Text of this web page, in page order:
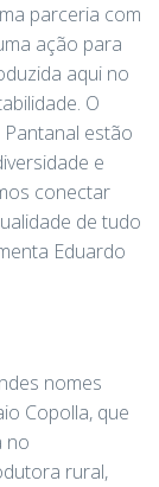
parceria com
ação para
aqui no
O
estão
e
conectar
de tudo
Eduardo
nomes
Copolla, que
no
rural,